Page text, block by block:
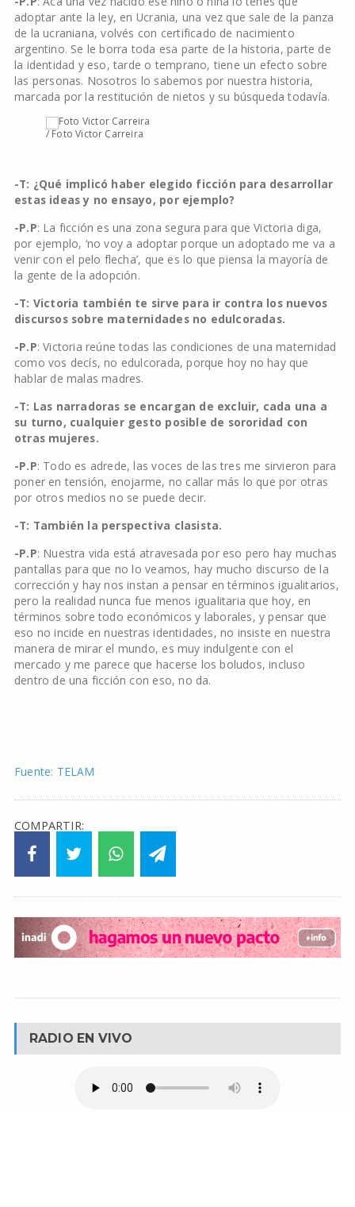
adoptar ante la ley, en Ucrania, una vez que sale de la panza
de la ucraniana, volvés con certificado de nacimiento
argentino. Se le borra toda esa parte de la historia, parte de
la identidad y eso, tarde o temprano, tiene un efecto sobre
las personas. Nosotros lo sabemos por nuestra historia,
marcada por la restitución de nietos y su búsqueda todavía.
/ Foto Victor Carreira
-T: ¿Qué implicó haber elegido ficción para desarrollar
estas ideas y no ensayo, por ejemplo?
-P.P: La ficción es una zona segura para que Victoria diga,
por ejemplo, ‘no voy a adoptar porque un adoptado me va a
venir con el pelo flecha’, que es lo que piensa la mayoría de
la gente de la adopción.
-T: Victoria también te sirve para ir contra los nuevos
discursos sobre maternidades no edulcoradas.
-P.P: Victoria reúne todas las condiciones de una maternidad
como vos decís, no edulcorada, porque hoy no hay que
hablar de malas madres.
-T: Las narradoras se encargan de excluir, cada una a
su turno, cualquier gesto posible de sororidad con
otras mujeres.
-P.P: Todo es adrede, las voces de las tres me sirvieron para
poner en tensión, enojarme, no callar más lo que por otras
por otros medios no se puede decir.
-T: También la perspectiva clasista.
-P.P: Nuestra vida está atravesada por eso pero hay muchas
pantallas para que no lo veamos, hay mucho discurso de la
corrección y hay nos instan a pensar en términos igualitarios,
pero la realidad nunca fue menos igualitaria que hoy, en
términos sobre todo económicos y laborales, y pensar que
eso no incide en nuestras identidades, no insiste en nuestra
manera de mirar el mundo, es muy indulgente con el
mercado y me parece que hacerse los boludos, incluso
dentro de una ficción con eso, no da.
Fuente: TELAM
COMPARTIR:
RADIO EN VIVO